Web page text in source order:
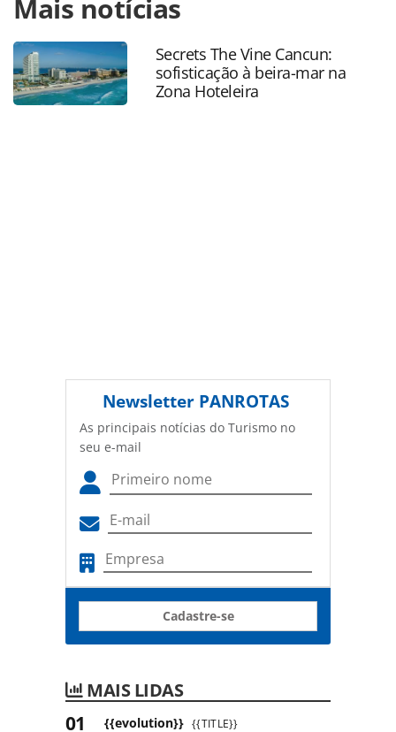
https://www.panrotas.com.br/mercado/economia-e-
politica/2020/09/confianca-do-empresario-bate-recorde-
de-crescimento-e-se-aproxima-do-ideal_176693.html ou as
ferramentas oferecidas na página. Todo o conteúdo
produzido pela PANROTAS Editora é protegido pela
legislação brasileira sobre direito autoral. Não reproduza o
Mais notícias
Secrets The Vine Cancun:
sofisticação à beira-mar na
Zona Hoteleira
Newsletter PANROTAS
As principais notícias do Turismo no
seu e-mail
Cadastre-se
MAIS LIDAS
{{evolution}} {{TITLE}}